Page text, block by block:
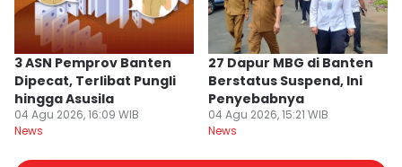
3 ASN Pemprov Banten
Dipecat, Terlibat Pungli
hingga Asusila
04 Agu 2026, 16:09 WIB
News
27 Dapur MBG di Banten
Berstatus Suspend, Ini
Penyebabnya
04 Agu 2026, 15:21 WIB
News